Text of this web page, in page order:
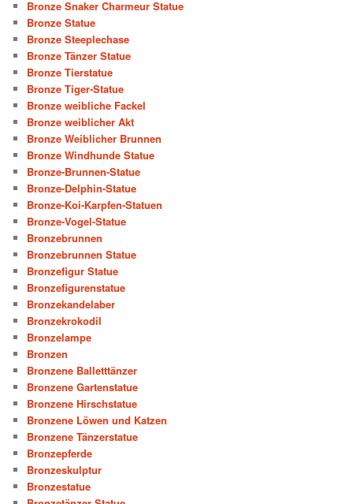
Bronze Snaker Charmeur Statue
Bronze Statue
Bronze Steeplechase
Bronze Tänzer Statue
Bronze Tierstatue
Bronze Tiger-Statue
Bronze weibliche Fackel
Bronze weiblicher Akt
Bronze Weiblicher Brunnen
Bronze Windhunde Statue
Bronze-Brunnen-Statue
Bronze-Delphin-Statue
Bronze-Koi-Karpfen-Statuen
Bronze-Vogel-Statue
Bronzebrunnen
Bronzebrunnen Statue
Bronzefigur Statue
Bronzefigurenstatue
Bronzekandelaber
Bronzekrokodil
Bronzelampe
Bronzen
Bronzene Balletttänzer
Bronzene Gartenstatue
Bronzene Hirschstatue
Bronzene Löwen und Katzen
Bronzene Tänzerstatue
Bronzepferde
Bronzeskulptur
Bronzestatue